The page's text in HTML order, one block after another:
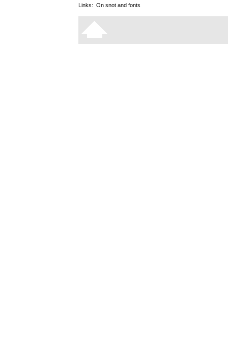
Links: On snot and fonts